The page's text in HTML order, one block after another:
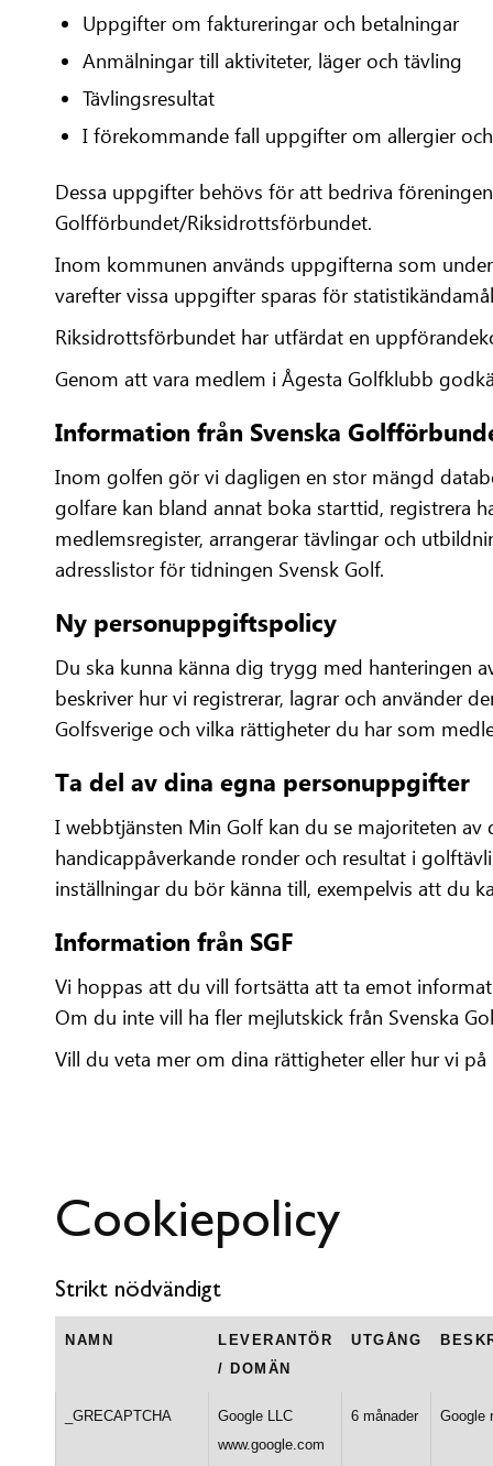
Uppgifter om faktureringar och betalningar
Anmälningar till aktiviteter, läger och tävling
Tävlingsresultat
I förekommande fall uppgifter om allergier
Dessa uppgifter behövs för att bedriva
Golfförbundet/Riksidrottsförbundet.
Inom kommunen används uppgifterna som
varefter vissa uppgifter sparas för
Riksidrottsförbundet har utfärdat en
Genom att vara medlem i Ågesta Golfklubb
Information från Svenska
Inom golfen gör vi dagligen en stor mängd
golfare kan bland annat boka starttid, registrera
medlemsregister, arrangerar tävlingar och
adresslistor för tidningen Svensk Golf.
Ny personuppgiftspolicy
Du ska kunna känna dig trygg med hanteringen
beskriver hur vi registrerar, lagrar och använder
Golfsverige och vilka rättigheter du har som
Ta del av dina egna personuppgifter
I webbtjänsten Min Golf kan du se majoriteten
handicappåverkande ronder och resultat i
inställningar du bör känna till, exempelvis att du
Information från SGF
Vi hoppas att du vill fortsätta att ta emot
Om du inte vill ha fler mejlutskick från Svenska
Vill du veta mer om dina rättigheter eller hur vi
Cookiepolicy
Strikt nödvändigt
NAMN
LEVERANTÖR
/ DOMÄN
UTGÅNG
_GRECAPTCHA
Google LLC
www.google.com
6 månader Google